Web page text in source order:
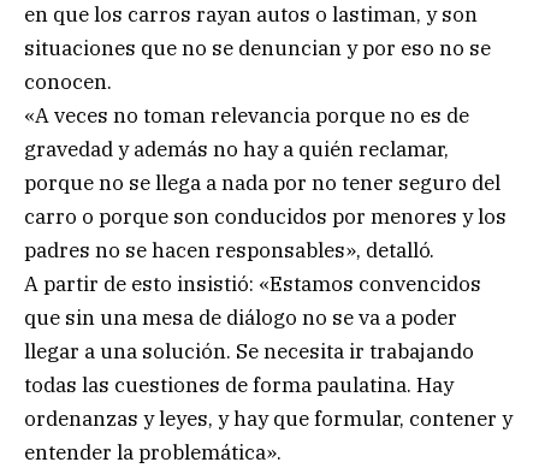
en que los carros rayan autos o lastiman, y son
situaciones que no se denuncian y por eso no se
conocen.
«A veces no toman relevancia porque no es de
gravedad y además no hay a quién reclamar,
porque no se llega a nada por no tener seguro del
carro o porque son conducidos por menores y los
padres no se hacen responsables», detalló.
A partir de esto insistió: «Estamos convencidos
que sin una mesa de diálogo no se va a poder
llegar a una solución. Se necesita ir trabajando
todas las cuestiones de forma paulatina. Hay
ordenanzas y leyes, y hay que formular, contener y
entender la problemática».